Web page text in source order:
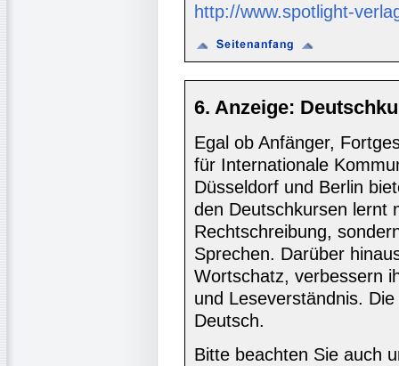
http://www.spotlight-
6. Anzeige:
Egal ob Anfänger,
für Internationale
Düsseldorf und Berlin
den Deutschkursen lernt
Rechtschreibung,
Sprechen. Darüber
Wortschatz, verbessern
und Leseverständnis.
Deutsch.
Bitte beachten Sie auch